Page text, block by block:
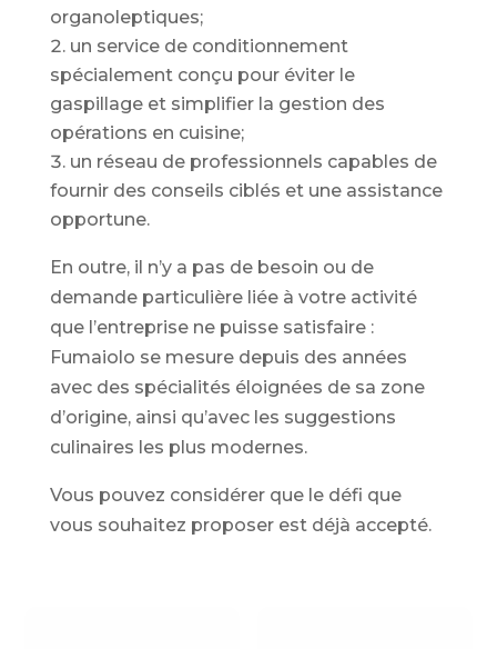
organoleptiques;
un service de conditionnement
spécialement conçu pour éviter le
gaspillage et simplifier la gestion des
opérations en cuisine;
un réseau de professionnels capables de
fournir des conseils ciblés et une assistance
opportune.
En outre, il n’y a pas de besoin ou de
demande particulière liée à votre activité
que l’entreprise ne puisse satisfaire :
Fumaiolo se mesure depuis des années
avec des spécialités éloignées de sa zone
d’origine, ainsi qu’avec les suggestions
culinaires les plus modernes.
Vous pouvez considérer que le défi que
vous souhaitez proposer est déjà accepté.